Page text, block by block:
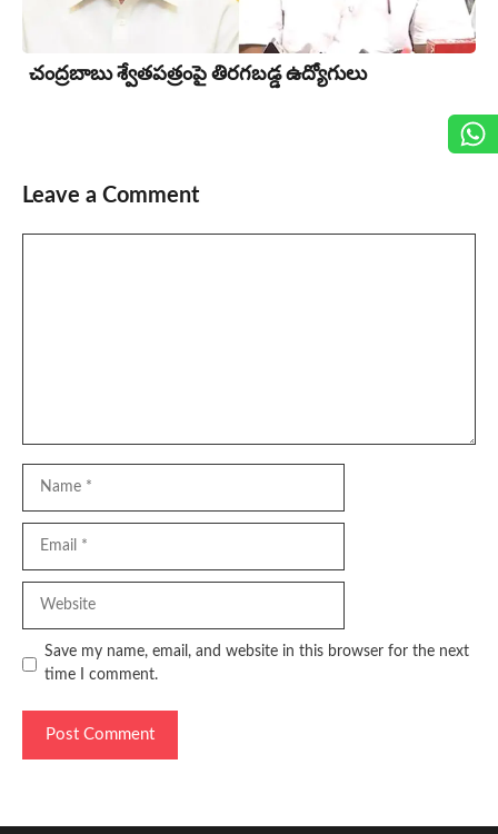
చంద్రబాబు శ్వేతపత్రంపై తిర‌గ‌బ‌డ్డ ఉద్యోగులు
Leave a Comment
Save my name, email, and website in this browser for the next
time I comment.